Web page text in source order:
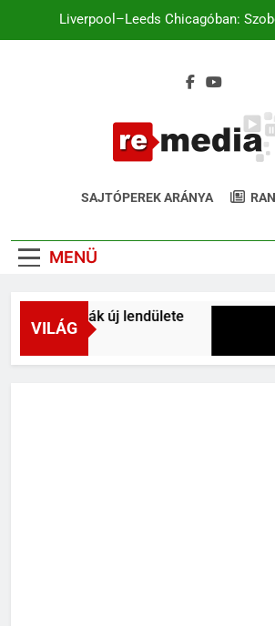
Liverpool–Leeds Chicagóban:
Budapesten a
Groupama Arénában, de hol lehet
Liverpool–Leeds Chicagóban:
Kerkez a kezdőben. Match4 TV élőben
Budapesten a
Gyógyír Az
SAJTÓPEREK ARÁNYA
MENÜ
VILÁG
terápiák új lendülete